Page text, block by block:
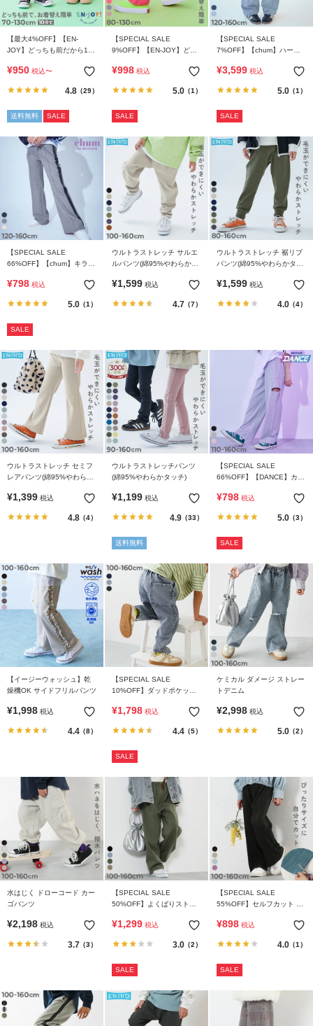
【最大4%OFF】【EN-
JOY】どっちも前だから1人
総柄 リブパンツ
¥950 税込〜
4.8（29）
送料無料 SALE
【SPECIAL SALE
9%OFF】【EN-JOY】どっ
カラフル リブフレアパンツ
¥998 税込
5.0（1）
SALE
【SPECIAL SALE
7%OFF】【chum】ハート
¥3,599 税込
5.0（1）
SALE
【SPECIAL SALE
66%OFF】【chum】キラッ
パンツ
¥798 税込
5.0（1）
SALE
ウルトラストレッチ サルエ
ルパンツ(綿95%やわらかタ
¥1,599 税込
4.7 （7）
ウルトラストレッチ 裾リブ
パンツ(綿95%やわらかタッ
¥1,599 税込
4.0（4）
ウルトラストレッチ セミフ
レアパンツ(綿95%やわらか
¥1,399 税込
4.8（4）
ウルトラストレッチパンツ
(綿95%やわらかタッチ)
¥1,199 税込
4.9（33）
送料無料
【SPECIAL SALE
66%OFF】【DANCE】カッ
ンツ
¥798 税込
5.0（3）
SALE
【イージーウォッシュ】乾
燥機OK サイドフリルパンツ
¥1,998 税込
4.4（8）
【SPECIAL SALE
10%OFF】ダッドポケット
ツ
¥1,798 税込
4.4（5）
SALE
ケミカル ダメージ ストレー
トデニム
¥2,998 税込
5.0（2）
水はじく ドローコード カー
ゴパンツ
¥2,198 税込
3.7 （3）
【SPECIAL SALE
50%OFF】よくばりストレ
ト パンツ
¥1,299 税込
3.0（2）
SALE
【SPECIAL SALE
55%OFF】セルフカット プ
¥898 税込
4.0（1）
SALE